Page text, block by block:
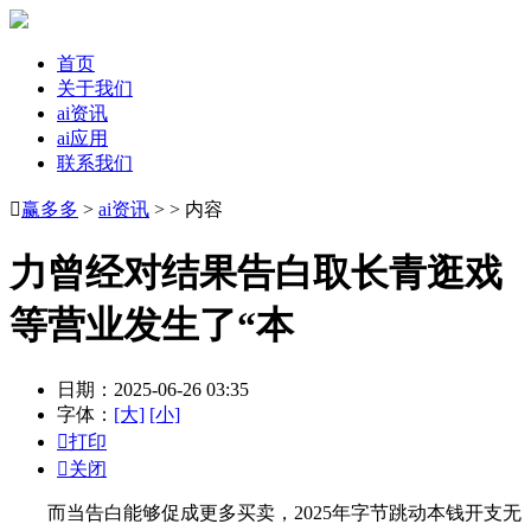
首页
关于我们
ai资讯
ai应用
联系我们
赢多多 > ai资讯 > > 内容
力曾经对结果告白取长青逛戏
等营业发生了“本
日期：2025-06-26 03:35
字体： [大] [小]
打印
关闭
而当告白能够促成更多买卖，2025年字节跳动本钱开支无